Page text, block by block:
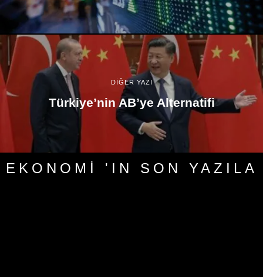
DİĞER YAZI
Türkiye’nin AB’ye Alternatifi
EKONOMI 'IN SON